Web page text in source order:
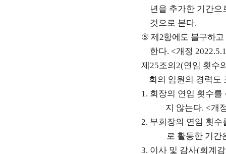
년을 추가한 기간으
것으로 본다.
⑤ 제2항에도 불구하
한다. <개정
제25조의2(연임 횟수
회의 임원의 경력도
1. 회장의 연임 횟수를
지 않는다. <개
2. 부회장의 연임 횟수
로 활동한 기간
3. 이사 및 감사(회계